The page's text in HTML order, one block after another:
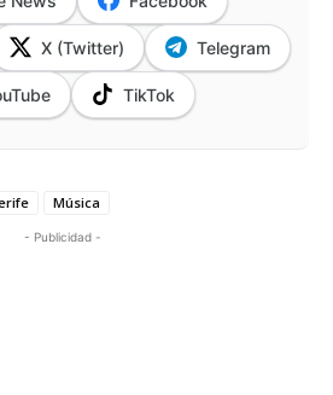
X (Twitter) Telegram
TikTok
Música
- Publicidad -